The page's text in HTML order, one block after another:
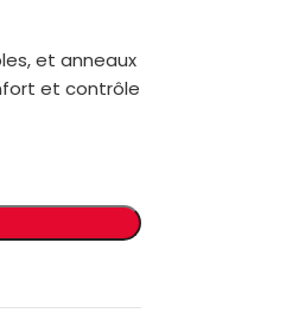
et anneaux
et contrôle